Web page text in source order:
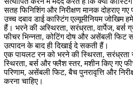
सतह फिनिशिंग और निरीक्षण मानक दोहराए
उच्च दबाव डाई कास्टिंग एल्यूमीनियम जोखिम
हैं। भरने की अस्थिरता, सरंध्रता, वार्पेज, बर्स
फीचर भिन्नता, कोटिंग दोष और असेंबली फिट
उत्पादन के बाद ही दिखाई दे सकती हैं।
एक पायलट रन को भरने की स्थिरता, सरंध्रता
स्थिरता, बर्स और फ्लैश स्तर, मशीन किए गए
परिणाम, असेंबली फिट, बैच पुनरावृत्ति और
करना चाहिए।